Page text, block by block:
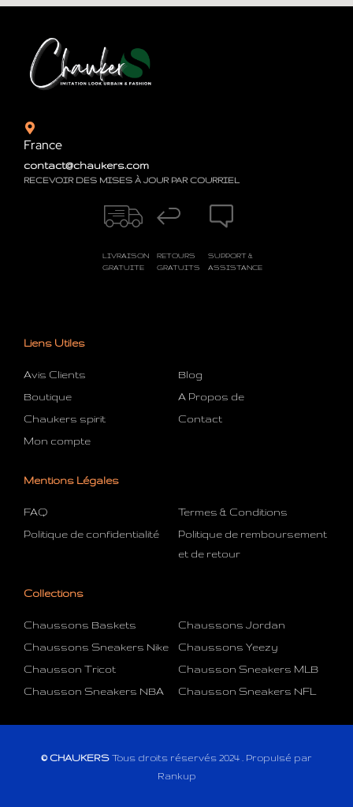
France
contact@chaukers.com
RECEVOIR DES MISES À JOUR PAR COURRIEL
LIVRAISON
GRATUITE
RETOURS
GRATUITS
SUPPORT &
ASSISTANCE
Liens Utiles
Avis Clients
Blog
Boutique
A Propos de
Chaukers spirit
Contact
Mon compte
Mentions Légales
FAQ
Termes & Conditions
Politique de confidentialité
Politique de remboursement
et de retour
Collections
Chaussons Baskets
Chaussons Jordan
Chaussons Sneakers Nike
Chaussons Yeezy
Chausson Tricot
Chausson Sneakers MLB
Chausson Sneakers NBA
Chausson Sneakers NFL
© CHAUKERS Tous droits réservés 2024 . Propulsé par
Rankup